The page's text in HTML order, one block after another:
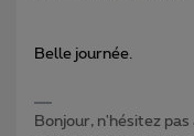
Belle journée.
Bonjour, n'hésitez